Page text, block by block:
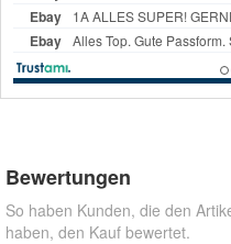
Bewertungen
So haben Kunden, die den
haben, den Kauf bewertet.